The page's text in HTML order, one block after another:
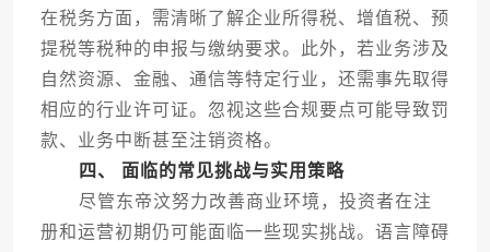
在税务方面，需清晰了解企业所得税、增值税、预
提税等税种的申报与缴纳要求。此外，若业务涉及
自然资源、金融、通信等特定行业，还需事先取得
相应的行业许可证。忽视这些合规要点可能导致罚
款、业务中断甚至注销资格。
四、 面临的常见挑战与实用策略
尽管东帝汶努力改善商业环境，投资者在注
册和运营初期仍可能面临一些现实挑战。语言障碍